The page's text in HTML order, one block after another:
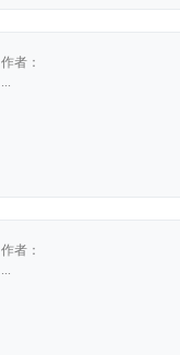
作者：
作者：